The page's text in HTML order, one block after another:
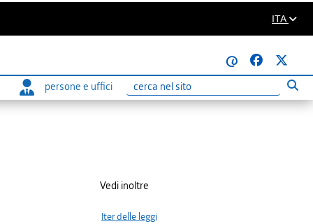
ITA
@
persone e uffici
Ricerca
Vedi inoltre
Iter delle leggi